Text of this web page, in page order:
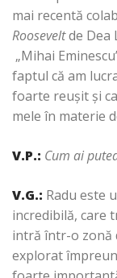
mai recentă
Rooseveltde Dea
„Mihai
faptul că am
foarte reuşit şi
mele în materie
V.P.: Cum ai
V.G.: Radu este
incredibilă, care
intră într-o zonă
explorat